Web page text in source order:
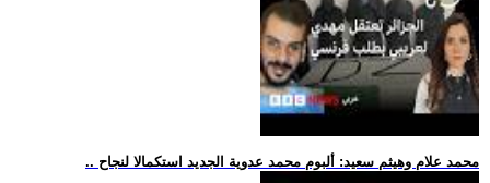
.. محمد علام وهيثم سعيد: ألبوم محمد عدوية الجديد استكمالا لنجاح